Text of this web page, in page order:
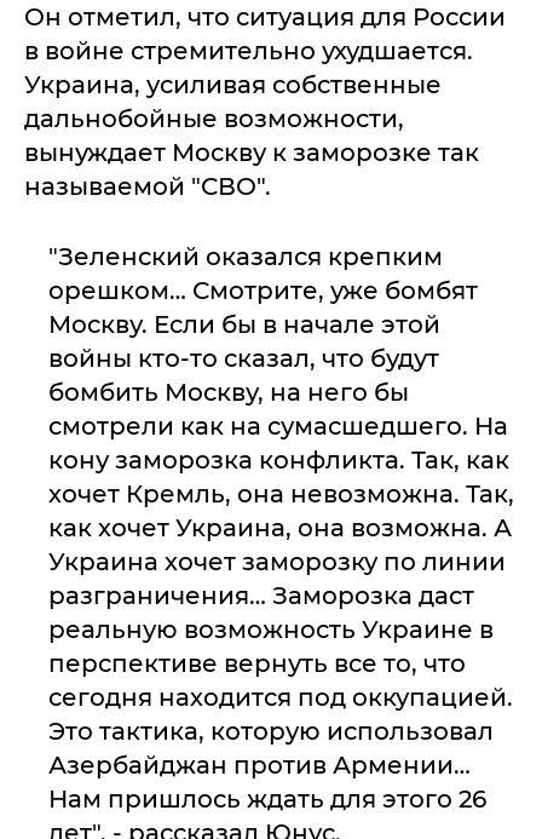
Он отметил, что ситуация для России
в войне стремительно ухудшается.
Украина, усиливая собственные
дальнобойные возможности,
вынуждает Москву к заморозке так
называемой "СВО".
"Зеленский оказался крепким
орешком… Смотрите, уже бомбят
Москву. Если бы в начале этой
войны кто-то сказал, что будут
бомбить Москву, на него бы
смотрели как на сумасшедшего. На
кону заморозка конфликта. Так, как
хочет Кремль, она невозможна. Так,
как хочет Украина, она возможна. А
Украина хочет заморозку по линии
разграничения… Заморозка даст
реальную возможность Украине в
перспективе вернуть все то, что
сегодня находится под оккупацией.
Это тактика, которую использовал
Азербайджан против Армении…
Нам пришлось ждать для этого 26
лет", - рассказал Юнус.